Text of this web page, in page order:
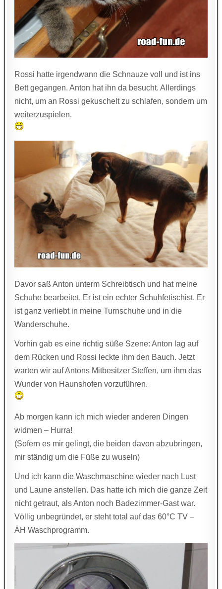
Rossi hatte irgendwann die Schnauze voll und ist ins
Bett gegangen. Anton hat ihn da besucht. Allerdings
nicht, um an Rossi gekuschelt zu schlafen, sondern um
weiterzuspielen.
Davor saß Anton unterm Schreibtisch und hat meine
Schuhe bearbeitet. Er ist ein echter Schuhfetischist. Er
ist ganz verliebt in meine Turnschuhe und in die
Wanderschuhe.
Vorhin gab es eine richtig süße Szene: Anton lag auf
dem Rücken und Rossi leckte ihm den Bauch. Jetzt
warten wir auf Antons Mitbesitzer Steffen, um ihm das
Wunder von Haunshofen vorzuführen.
Ab morgen kann ich mich wieder anderen Dingen
widmen – Hurra!
(Sofern es mir gelingt, die beiden davon abzubringen,
mir ständig um die Füße zu wuseln)
Und ich kann die Waschmaschine wieder nach Lust
und Laune anstellen. Das hatte ich mich die ganze Zeit
nicht getraut, als Anton noch Badezimmer-Gast war.
Völlig unbegründet, er steht total auf das 60°C TV –
ÄH Waschprogramm.